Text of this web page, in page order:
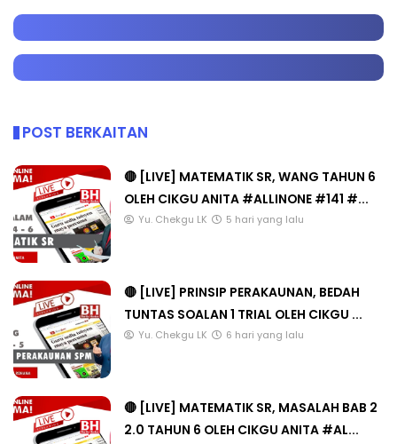
POST BERKAITAN
🔴 [LIVE] MATEMATIK SR, WANG TAHUN 6
OLEH CIKGU ANITA #ALLINONE #141 #...
Yu. Chekgu LK 5 hari yang lalu
🔴 [LIVE] PRINSIP PERAKAUNAN, BEDAH
TUNTAS SOALAN 1 TRIAL OLEH CIKGU ...
Yu. Chekgu LK 6 hari yang lalu
🔴 [LIVE] MATEMATIK SR, MASALAH BAB 2
2.0 TAHUN 6 OLEH CIKGU ANITA #AL...